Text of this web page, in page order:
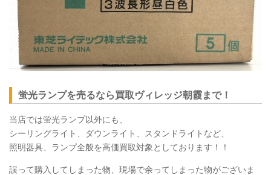
蛍光ランプを売るなら買取ヴィレッジ朝霞まで！
当店では蛍光ランプ以外にも、
シーリングライト、ダウンライト、スタンドライトなど、
照明器具、ランプ全般を高価買取対象としております！！
誤って購入してしまった物、現場で余ってしまった物がございま